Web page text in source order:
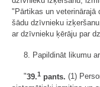
"Pārtikas un veterinārajā
šādu dzīvnieku
ar dzīvnieku ķērāju par
8. Papildināt likumu
"39.1 pants. (1)